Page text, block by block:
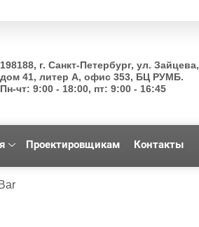
198188, г. Санкт-Петербург, ул. Зайцева,
дом 41, литер А, офис 353, БЦ РУМБ.
Пн-чт: 9:00 - 18:00, пт: 9:00 - 16:45
Проектировщикам Контакты